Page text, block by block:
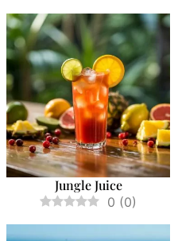
Jungle Juice
0 (0)